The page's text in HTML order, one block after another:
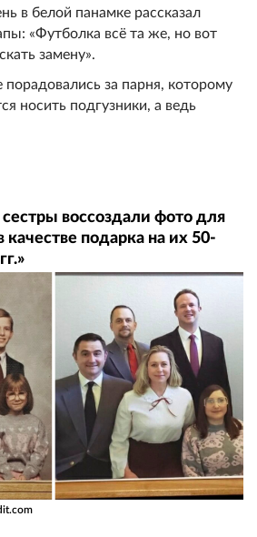
в белой панамке рассказал
«Футболка всё та же, но вот
замену».
порадовались за парня, которому
носить подгузники, а ведь
воссоздали фото для
подарка на их 50-